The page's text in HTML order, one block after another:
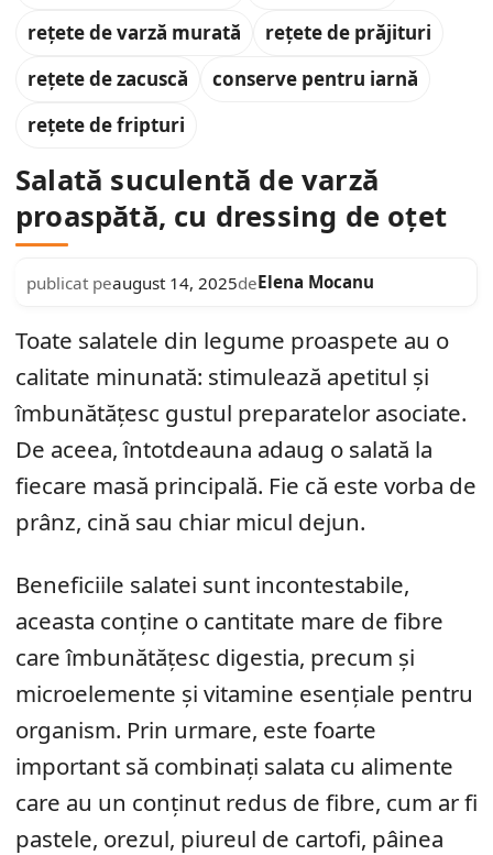
rețete de varză murată
rețete de prăjituri
rețete de zacuscă
conserve pentru iarnă
rețete de fripturi
Salată suculentă de varză
proaspătă, cu dressing de oțet
publicat peaugust 14, 2025deElena Mocanu
Toate salatele din legume proaspete au o
calitate minunată: stimulează apetitul și
îmbunătățesc gustul preparatelor asociate.
De aceea, întotdeauna adaug o salată la
fiecare masă principală. Fie că este vorba de
prânz, cină sau chiar micul dejun.
Beneficiile salatei sunt incontestabile,
aceasta conține o cantitate mare de fibre
care îmbunătățesc digestia, precum și
microelemente și vitamine esențiale pentru
organism. Prin urmare, este foarte
important să combinați salata cu alimente
care au un conținut redus de fibre, cum ar fi
pastele, orezul, piureul de cartofi, pâinea